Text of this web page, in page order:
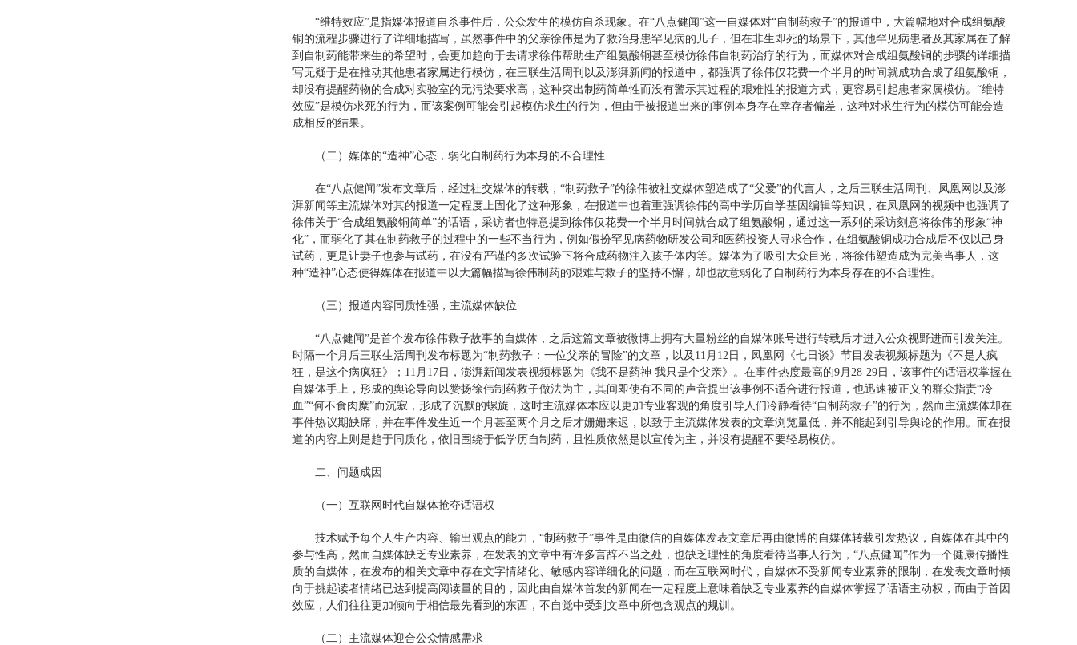
“维特效应”是指媒体报道自杀事件后，公众发生的模仿自杀现象。在“八点健闻”这一自媒体对“自制药救子”的报道中，大篇幅地对合成组氨酸
铜的流程步骤进行了详细地描写，虽然事件中的父亲徐伟是为了救治身患罕见病的儿子，但在非生即死的场景下，其他罕见病患者及其家属在了解
到自制药能带来生的希望时，会更加趋向于去请求徐伟帮助生产组氨酸铜甚至模仿徐伟自制药治疗的行为，而媒体对合成组氨酸铜的步骤的详细描
写无疑于是在推动其他患者家属进行模仿，在三联生活周刊以及澎湃新闻的报道中，都强调了徐伟仅花费一个半月的时间就成功合成了组氨酸铜，
却没有提醒药物的合成对实验室的无污染要求高，这种突出制药简单性而没有警示其过程的艰难性的报道方式，更容易引起患者家属模仿。“维特
效应”是模仿求死的行为，而该案例可能会引起模仿求生的行为，但由于被报道出来的事例本身存在幸存者偏差，这种对求生行为的模仿可能会造
成相反的结果。
（二）媒体的“造神”心态，弱化自制药行为本身的不合理性
在“八点健闻”发布文章后，经过社交媒体的转载，“制药救子”的徐伟被社交媒体塑造成了“父爱”的代言人，之后三联生活周刊、凤凰网以及澎
湃新闻等主流媒体对其的报道一定程度上固化了这种形象，在报道中也着重强调徐伟的高中学历自学基因编辑等知识，在凤凰网的视频中也强调了
徐伟关于“合成组氨酸铜简单”的话语，采访者也特意提到徐伟仅花费一个半月时间就合成了组氨酸铜，通过这一系列的采访刻意将徐伟的形象“神
化”，而弱化了其在制药救子的过程中的一些不当行为，例如假扮罕见病药物研发公司和医药投资人寻求合作，在组氨酸铜成功合成后不仅以己身
试药，更是让妻子也参与试药，在没有严谨的多次试验下将合成药物注入孩子体内等。媒体为了吸引大众目光，将徐伟塑造成为完美当事人，这
种“造神”心态使得媒体在报道中以大篇幅描写徐伟制药的艰难与救子的坚持不懈，却也故意弱化了自制药行为本身存在的不合理性。
（三）报道内容同质性强，主流媒体缺位
“八点健闻”是首个发布徐伟救子故事的自媒体，之后这篇文章被微博上拥有大量粉丝的自媒体账号进行转载后才进入公众视野进而引发关注。
时隔一个月后三联生活周刊发布标题为“制药救子：一位父亲的冒险”的文章，以及11月12日，凤凰网《七日谈》节目发表视频标题为《不是人疯
狂，是这个病疯狂》；11月17日，澎湃新闻发表视频标题为《我不是药神 我只是个父亲》。在事件热度最高的9月28-29日，该事件的话语权掌握在
自媒体手上，形成的舆论导向以赞扬徐伟制药救子做法为主，其间即使有不同的声音提出该事例不适合进行报道，也迅速被正义的群众指责“冷
血”“何不食肉糜”而沉寂，形成了沉默的螺旋，这时主流媒体本应以更加专业客观的角度引导人们冷静看待“自制药救子”的行为，然而主流媒体却在
事件热议期缺席，并在事件发生近一个月甚至两个月之后才姗姗来迟，以致于主流媒体发表的文章浏览量低，并不能起到引导舆论的作用。而在报
道的内容上则是趋于同质化，依旧围绕于低学历自制药，且性质依然是以宣传为主，并没有提醒不要轻易模仿。
二、问题成因
（一）互联网时代自媒体抢夺话语权
技术赋予每个人生产内容、输出观点的能力，“制药救子”事件是由微信的自媒体发表文章后再由微博的自媒体转载引发热议，自媒体在其中的
参与性高，然而自媒体缺乏专业素养，在发表的文章中有许多言辞不当之处，也缺乏理性的角度看待当事人行为，“八点健闻”作为一个健康传播性
质的自媒体，在发布的相关文章中存在文字情绪化、敏感内容详细化的问题，而在互联网时代，自媒体不受新闻专业素养的限制，在发表文章时倾
向于挑起读者情绪已达到提高阅读量的目的，因此由自媒体首发的新闻在一定程度上意味着缺乏专业素养的自媒体掌握了话语主动权，而由于首因
效应，人们往往更加倾向于相信最先看到的东西，不自觉中受到文章中所包含观点的规训。
（二）主流媒体迎合公众情感需求